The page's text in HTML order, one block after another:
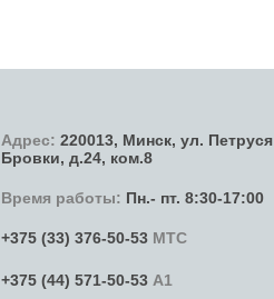
Адрес: 220013, Минск, ул. Петруся
Бровки, д.24, ком.8
Время работы: Пн.- пт. 8:30-17:00
+375 (33) 376-50-53 МТС
+375 (44) 571-50-53 А1